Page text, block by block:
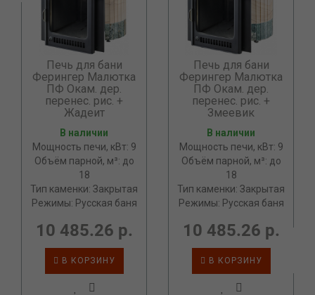
Печь для бани
Ферингер Малютка
ПФ Окам. дер.
перенес. рис. +
Жадеит
В наличии
Мощность печи, кВт: 9
Объём парной, м³: до
18
Тип каменки: Закрытая
Режимы: Русская баня
10 485.26 р.
В КОРЗИНУ
Печь для бани
Ферингер Малютка
ПФ Окам. дер.
перенес. рис. +
Змеевик
В наличии
Мощность печи, кВт: 9
Объём парной, м³: до
18
Тип каменки: Закрытая
Режимы: Русская баня
10 485.26 р.
В КОРЗИНУ